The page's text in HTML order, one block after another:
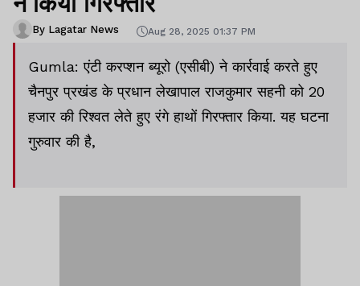
By Lagatar News Aug 28, 2025 01:37 PM
Gumla: एंटी करप्शन ब्यूरो (एसीबी) ने कार्रवाई करते हुए
चैनपुर प्रखंड के प्रधान लेखापाल राजकुमार सहनी को 20
हजार की रिश्वत लेते हुए रंगे हाथों गिरफ्तार किया. यह घटना
गुरुवार की है,